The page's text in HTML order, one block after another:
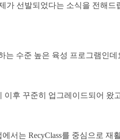
가 선발되었다는 소식을 전해드
는 수준 높은 육성 프로그램인
후 꾸준히 업그레이드되어
서는 RecyClass를 중심으로